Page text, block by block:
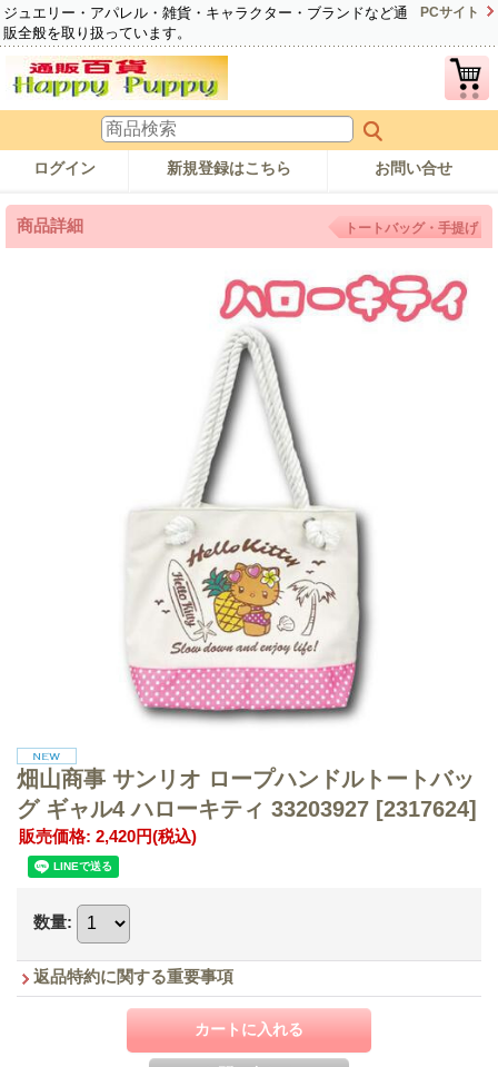
ジュエリー・アパレル・雑貨・キャラクター・ブランドなど通
販全般を取り扱っています。
PCサイト
ログイン 新規登録はこちら お問い合せ
商品詳細 トートバッグ・手提げ
畑山商事 サンリオ ロープハンドルトートバッ
グ ギャル4 ハローキティ 33203927 [2317624]
販売価格: 2,420円(税込)
数量:
返品特約に関する重要事項